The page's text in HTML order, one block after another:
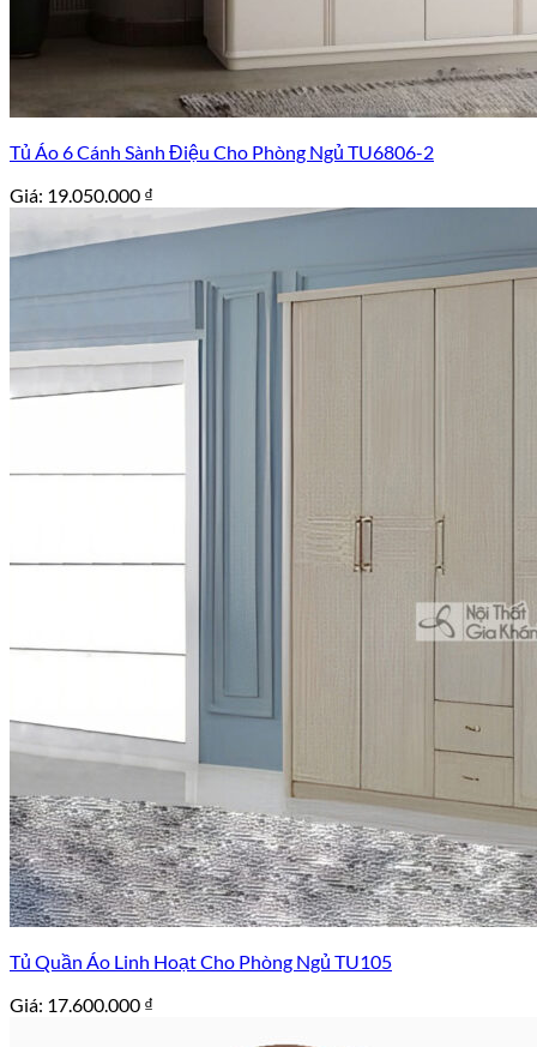
Tủ Áo 6 Cánh Sành Điệu Cho Phòng Ngủ TU6806-2
Giá: 19.050.000 ₫
Tủ Quần Áo Linh Hoạt Cho Phòng Ngủ TU105
Giá: 17.600.000 ₫